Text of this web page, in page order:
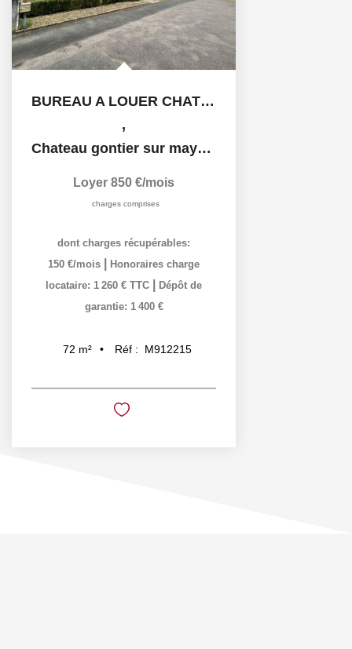
BUREAU A LOUER CHATEAU GONTIER
,
Chateau gontier sur mayenne
Loyer 850 €/mois
charges comprises
dont charges récupérables:
150 €/mois
Honoraires charge
locataire: 1 260 € TTC
Dépôt de
garantie: 1 400 €
72 m² Réf : M912215